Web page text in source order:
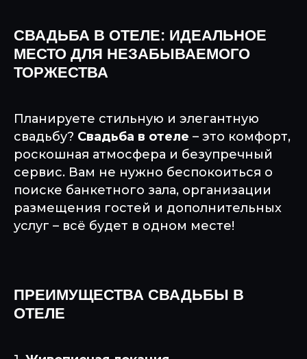
СВАДЬБА В ОТЕЛЕ: ИДЕАЛЬНОЕ
МЕСТО ДЛЯ НЕЗАБЫВАЕМОГО
ТОРЖЕСТВА
Планируете стильную и элегантную
свадьбу? Свадьба в отеле – это комфорт,
роскошная атмосфера и безупречный
сервис. Вам не нужно беспокоиться о
поиске банкетного зала, организации
размещения гостей и дополнительных
услуг – всё будет в одном месте!
ПРЕИМУЩЕСТВА СВАДЬБЫ В
ОТЕЛЕ